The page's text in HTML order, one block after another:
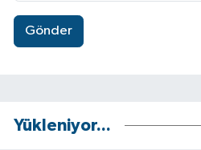
Gönder
Yükleniyor...